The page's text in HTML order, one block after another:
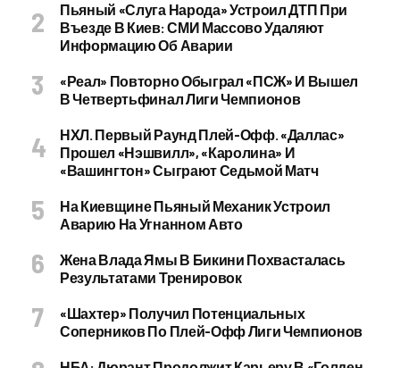
Пьяный «слуга Народа» Устроил ДТП При
Въезде В Киев: СМИ Массово Удаляют
Информацию Об Аварии
«Реал» Повторно Обыграл «ПСЖ» И Вышел
В Четвертьфинал Лиги Чемпионов
НХЛ. Первый Раунд Плей-Офф. «Даллас»
Прошел «Нэшвилл», «Каролина» И
«Вашингтон» Сыграют Седьмой Матч
На Киевщине Пьяный Механик Устроил
Аварию На Угнанном Авто
Жена Влада Ямы В Бикини Похвасталась
Результатами Тренировок
«Шахтер» Получил Потенциальных
Соперников По Плей-Офф Лиги Чемпионов